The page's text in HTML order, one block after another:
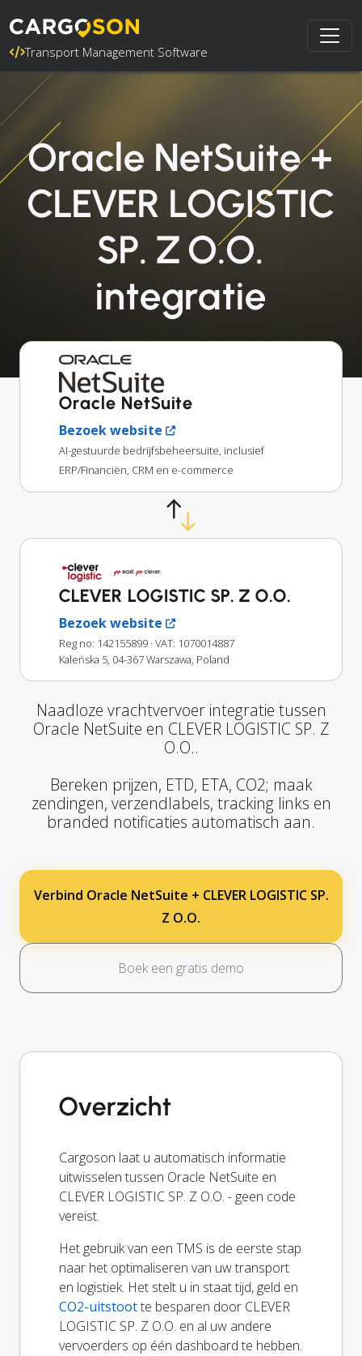
Transport Management Software
Oracle NetSuite +
CLEVER LOGISTIC
SP. Z O.O.
integratie
Oracle NetSuite
Bezoek website
AI-gestuurde bedrijfsbeheersuite, inclusief
ERP/Financiën, CRM en e-commerce
CLEVER LOGISTIC SP. Z O.O.
Bezoek website
Reg no: 142155899 · VAT: 1070014887
Kaleńska 5, 04-367 Warszawa, Poland
Naadloze vrachtvervoer integratie tussen
Oracle NetSuite en CLEVER LOGISTIC SP. Z
O.O..
Bereken prijzen, ETD, ETA, CO2; maak
zendingen, verzendlabels, tracking links en
branded notificaties automatisch aan.
Verbind Oracle NetSuite + CLEVER LOGISTIC SP.
Z O.O.
Boek een gratis demo
Overzicht
Cargoson laat u automatisch informatie
uitwisselen tussen Oracle NetSuite en
CLEVER LOGISTIC SP. Z O.O. - geen code
vereist.
Het gebruik van een TMS is de eerste stap
naar het optimaliseren van uw transport
en logistiek. Het stelt u in staat tijd, geld en
CO2-uitstootte besparen door CLEVER
LOGISTIC SP. Z O.O. en al uw andere
vervoerders op één dashboard te hebben.